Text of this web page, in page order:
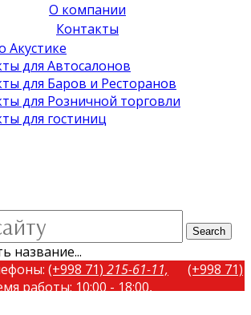
О компании
Контакты
Акустике
для Автосалонов
для Баров и Ресторанов
для Розничной торговли
для гостиниц
Search
название...
(+998 71) 215-61-11,
(+998 71)
работы: 10:00 - 18:00,